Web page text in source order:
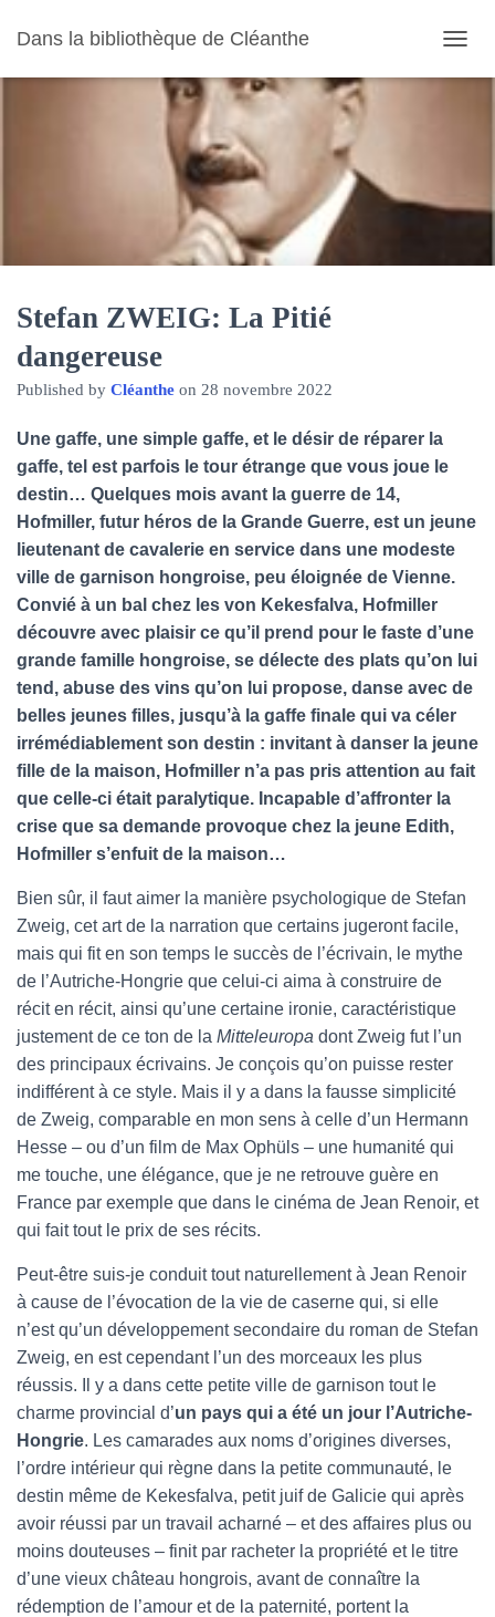
Dans la bibliothèque de Cléanthe
U
M
I
Stefan ZWEIG: La Pitié
dangereuse
Published by Cléanthe on 28 novembre 2022
Une gaffe, une simple gaffe, et le désir de réparer la
gaffe, tel est parfois le tour étrange que vous joue le
destin… Quelques mois avant la guerre de 14,
Hofmiller, futur héros de la Grande Guerre, est un jeune
lieutenant de cavalerie en service dans une modeste
ville de garnison hongroise, peu éloignée de Vienne.
Convié à un bal chez les von Kekesfalva, Hofmiller
découvre avec plaisir ce qu’il prend pour le faste d’une
grande famille hongroise, se délecte des plats qu’on lui
tend, abuse des vins qu’on lui propose, danse avec de
belles jeunes filles, jusqu’à la gaffe finale qui va céler
irrémédiablement son destin : invitant à danser la jeune
fille de la maison, Hofmiller n’a pas pris attention au fait
que celle-ci était paralytique. Incapable d’affronter la
crise que sa demande provoque chez la jeune Edith,
Hofmiller s’enfuit de la maison…
Bien sûr, il faut aimer la manière psychologique de Stefan
Zweig, cet art de la narration que certains jugeront facile,
mais qui fit en son temps le succès de l’écrivain, le mythe
de l’Autriche-Hongrie que celui-ci aima à construire de
récit en récit, ainsi qu’une certaine ironie, caractéristique
justement de ce ton de la Mitteleuropa dont Zweig fut l’un
des principaux écrivains. Je conçois qu’on puisse rester
indifférent à ce style. Mais il y a dans la fausse simplicité
de Zweig, comparable en mon sens à celle d’un Hermann
Hesse – ou d’un film de Max Ophüls – une humanité qui
me touche, une élégance, que je ne retrouve guère en
France par exemple que dans le cinéma de Jean Renoir, et
qui fait tout le prix de ses récits.
Peut-être suis-je conduit tout naturellement à Jean Renoir
à cause de l’évocation de la vie de caserne qui, si elle
n’est qu’un développement secondaire du roman de Stefan
Zweig, en est cependant l’un des morceaux les plus
réussis. Il y a dans cette petite ville de garnison tout le
charme provincial d’un pays qui a été un jour l’Autriche-
Hongrie. Les camarades aux noms d’origines diverses,
l’ordre intérieur qui règne dans la petite communauté, le
destin même de Kekesfalva, petit juif de Galicie qui après
avoir réussi par un travail acharné – et des affaires plus ou
moins douteuses – finit par racheter la propriété et le titre
d’une vieux château hongrois, avant de connaître la
rédemption de l’amour et de la paternité, portent la